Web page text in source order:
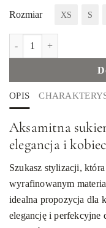
Rozmiar XS S
ilość Aksamitna sukienka
OPIS
Aksamitna
elegancja i
Szukasz stylizacji,
wyrafinowanym
idealna propozycja dla
elegancję i perfekcyjne